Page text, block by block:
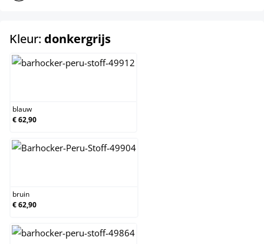
Kleur: donkergrijsselect
blauw
€ 62,90
bruin
€ 62,90